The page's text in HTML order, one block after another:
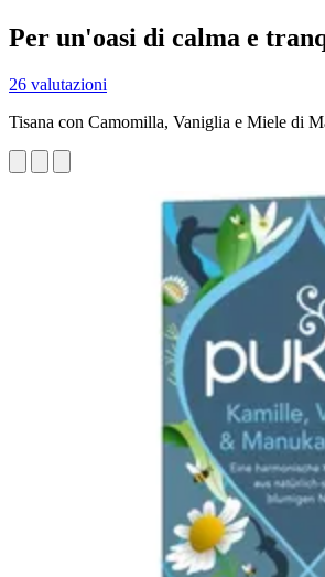
Per un'oasi di calma e
26 valutazioni
Tisana con Camomilla, Vaniglia e Miele di